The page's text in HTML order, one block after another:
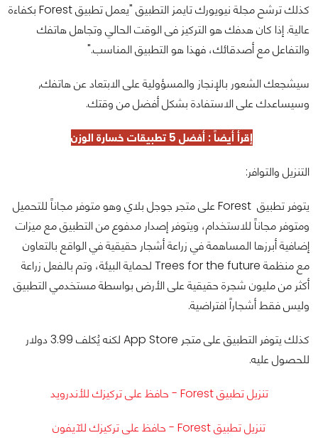
كذلك ترشح مجلة نيويورك تايمز التطبيق "يعمل تطبيق Forest بكفاءة
عالية. إذا كان هدفك هو التركيز فى الوقت الحالي وتجاهل هاتفك
والتفاعل مع أصدقائك، فهذا هو التطبيق المناسب."
سيشجعك الشعور بالإنجاز والمسؤولية على الابتعاد عن هاتفك,
وسيساعدك على الاستفادة بشكل أفضل من وقتك.
إقرأ أيضاً : أفضل 5 تطبيقات خسارة الوزن
التنزيل والتوافر:
يتوفر تطبيق Forest‏ على متجر جوجل بلاي وهو متوفر مجاناً للتحميل
ومتوفر مجاناً للاستخدام، ويتوفر إصدار مدفوع من التطبيق مع ميزات
إضافية أبرزها المساهمة في زراعة أشجار حقيقية في الواقع بالتعاون
مع منظمة Trees for the future لحماية البيئة، وتم بالفعل زراعة
أكثر من مليون شجرة حقيقية على الأرض بواسطة مستخدمي التطبيق
وليس فقط أشجاراً افتراضية.
كذلك يتوفر التطبيق على متجر App Store لكنه يُكلف 3.99 دولار
للحصول عليه.
تنزيل تطبيق Forest‏ - حافظ على تركيزك للأندرويد
تنزيل تطبيق Forest‏ - حافظ على تركيزك للآيفون